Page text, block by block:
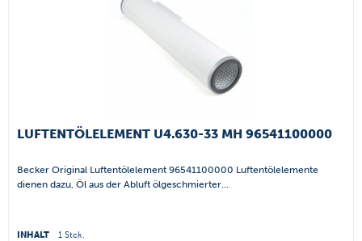
LUFTENTÖLELEMENT U4.630-33 MH 96541100000
Becker Original Luftentölelement 96541100000 Luftentölelemente
dienen dazu, Öl aus der Abluft ölgeschmierter...
INHALT 1 Stck.